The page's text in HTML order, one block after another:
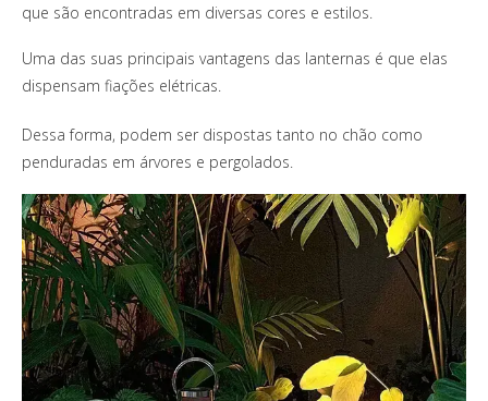
que são encontradas em diversas cores e estilos.
Uma das suas principais vantagens das lanternas é que elas
dispensam fiações elétricas.
Dessa forma, podem ser dispostas tanto no chão como
penduradas em árvores e pergolados.